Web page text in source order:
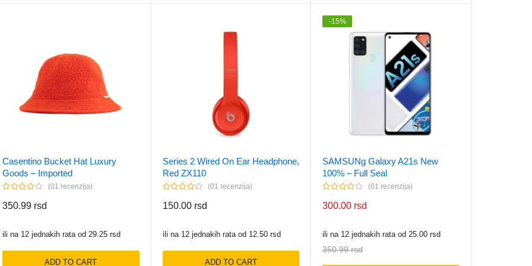
Casentino Bucket Hat Luxury
Goods – Imported
01 recenzija
350.99 rsd
ili na 12 jednakih rata od 29.25 rsd
ADD TO CART
Series 2 Wired On Ear Headphone,
Red ZX110
01 recenzija
150.00 rsd
ili na 12 jednakih rata od 12.50 rsd
ADD TO CART
-15%
SAMSUNg Galaxy A21s New
100% – Full Seal
01 recenzija
350.99rsd
300.00 rsd
ili na 12 jednakih rata od25.00rsd